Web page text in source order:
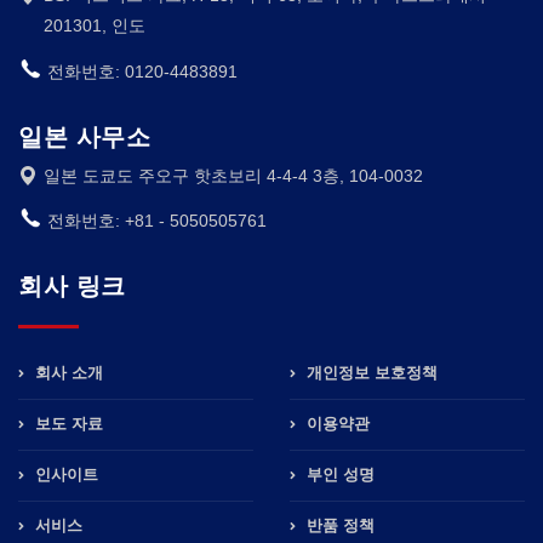
201301, 인도
전화번호: 0120-4483891
일본 사무소
일본 도쿄도 주오구 핫초보리 4-4-4 3층, 104-0032
전화번호: +81 - 5050505761
회사 링크
회사 소개
보도 자료
인사이트
서비스
개인정보 보호정책
이용약관
부인 성명
반품 정책